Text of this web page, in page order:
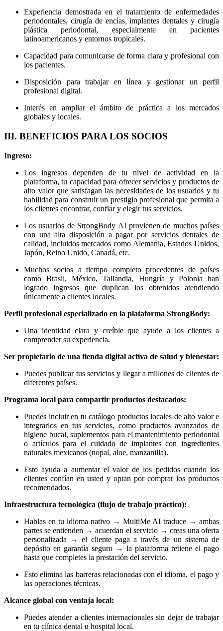
Experiencia demostrada en el tratamiento de enfermedades
periodontales, cirugía de encías, implantes dentales y cirugía
plástica periodontal, especialmente en pacientes
latinoamericanos y entornos tropicales.
Capacidad para comunicarse de forma clara y profesional con
los pacientes.
Disposición para trabajar en línea y gestionar un perfil
profesional digital.
Interés en ampliar el ámbito de práctica a los mercados
globales y locales.
III. BENEFICIOS PARA LOS SOCIOS
Ingreso:
Los ingresos dependen de tu nivel de actividad en la
plataforma, tu capacidad para ofrecer servicios y productos de
alto valor que satisfagan las necesidades de los usuarios y tu
habilidad para construir un prestigio profesional que permita a
los clientes encontrar, confiar y elegir tus servicios.
Los usuarios de StrongBody AI provienen de muchos países
con una alta disposición a pagar por servicios dentales de
calidad, incluidos mercados como Alemania, Estados Unidos,
Japón, Reino Unido, Canadá, etc.
Muchos socios a tiempo completo procedentes de países
como Brasil, México, Tailandia, Hungría y Polonia han
logrado ingresos que duplican los obtenidos atendiendo
únicamente a clientes locales.
Perfil profesional especializado en la plataforma StrongBody:
Una identidad clara y creíble que ayude a los clientes a
comprender su experiencia.
Ser propietario de una tienda digital activa de salud y bienestar:
Puedes publicar tus servicios y llegar a millones de clientes de
diferentes países.
Programa local para compartir productos destacados:
Puedes incluir en tu catálogo productos locales de alto valor e
integrarlos en tus servicios, como productos avanzados de
higiene bucal, suplementos para el mantenimiento periodontal
o artículos para el cuidado de implantes con ingredientes
naturales mexicanos (nopal, aloe, manzanilla).
Esto ayuda a aumentar el valor de los pedidos cuando los
clientes confían en usted y optan por comprar los productos
recomendados.
Infraestructura tecnológica (flujo de trabajo práctico):
Hablas en tu idioma nativo → MultiMe AI traduce → ambas
partes se entienden → acuerdan el servicio → creas una oferta
personalizada → el cliente paga a través de un sistema de
depósito en garantía seguro → la plataforma retiene el pago
hasta que completes la prestación del servicio.
Esto elimina las barreras relacionadas con el idioma, el pago y
las operaciones técnicas.
Alcance global con ventaja local:
Puedes atender a clientes internacionales sin dejar de trabajar
en tu clínica dental u hospital local.